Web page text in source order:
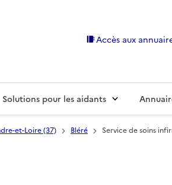
Accès aux
Solutions pour les aidants
et-Loire (37) Bléré
Service de soins